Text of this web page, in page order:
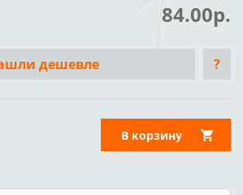
84.00р.
дешевле ?
В корзину